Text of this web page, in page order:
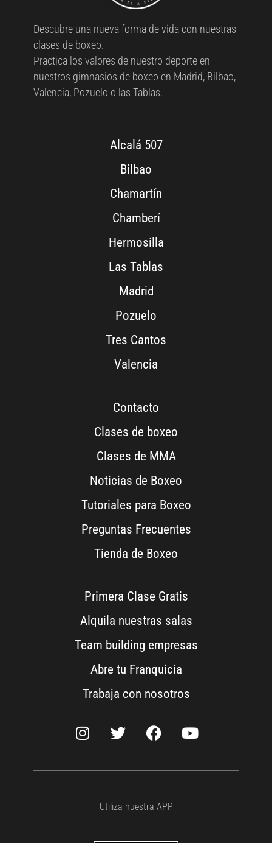
Descubre una nueva forma de vida con nuestras
clases de boxeo.
Practica los valores de nuestro deporte en
nuestros gimnasios de boxeo en Madrid, Bilbao,
Valencia, Pozuelo o las Tablas.
Alcalá 507
Bilbao
Chamartín
Chamberí
Hermosilla
Las Tablas
Madrid
Pozuelo
Tres Cantos
Valencia
Contacto
Clases de boxeo
Clases de MMA
Noticias de Boxeo
Tutoriales para Boxeo
Preguntas Frecuentes
Tienda de Boxeo
Primera Clase Gratis
Alquila nuestras salas
Team building empresas
Abre tu Franquicia
Trabaja con nosotros
Utiliza nuestra APP